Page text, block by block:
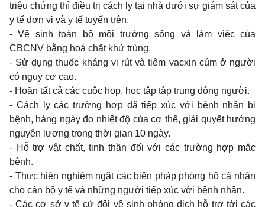
triệu chứng thì điều trị cách ly tại nhà dưới sự giám sát của
y tế đơn vị và y tế tuyến trên.
- Vệ sinh toàn bộ môi trường sống và làm việc của
CBCNV bằng hoá chất khử trùng.
- Sử dụng thuốc kháng vi rút và tiêm vacxin cúm ở người
có nguy cơ cao.
- Hoãn tất cả các cuộc họp, học tập tập trung đông người.
- Cách ly các trường hợp đã tiếp xúc với bệnh nhân bị
bệnh, hàng ngày đo nhiệt độ của cơ thể, giải quyết hưởng
nguyên lương trong thời gian 10 ngày.
- Hỗ trợ vật chất, tinh thần đối với các trường hợp mắc
bệnh.
- Thực hiện nghiêm ngặt các biện pháp phòng hộ cá nhân
cho cán bộ y tế và những người tiếp xúc với bệnh nhân.
- Các cơ sở y tế cử đội vệ sinh phòng dịch hỗ trợ tới các